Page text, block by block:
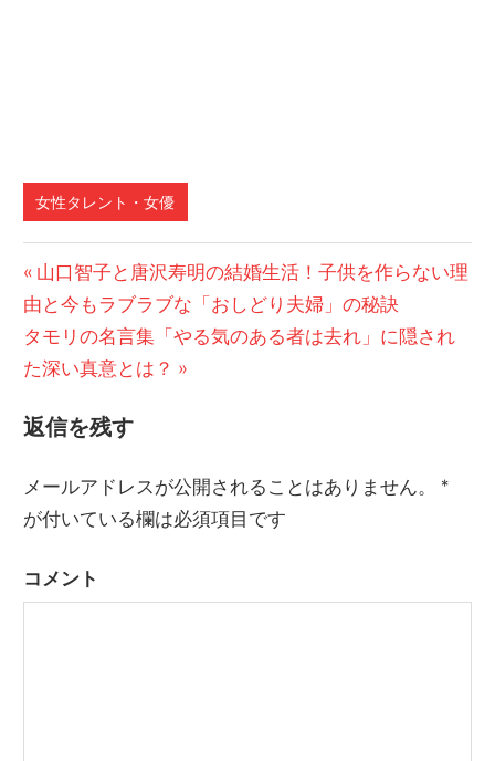
女性タレント・女優
投
稿
ナ
ビ
ゲ
ー
ョ
前
の
記
事:
山口智子と唐沢寿明の結婚生活！子供を作らない理
由と今もラブラブな「おしどり夫婦」の秘訣
次
の
事:
タモリの名言集「やる気のある者は去れ」に隠され
た深い真意とは？
返信を残す
メールアドレスが公開されることはありません。
*
が付いている欄は必須項目です
コメント